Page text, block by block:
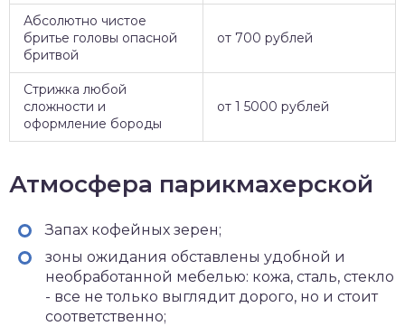
Абсолютно чистое
бритье головы опасной
бритвой
от 700 рублей
Стрижка любой
сложности и
оформление бороды
от 1 5000 рублей
Атмосфера парикмахерской
Запах кофейных зерен;
зоны ожидания обставлены удобной и
необработанной мебелью: кожа, сталь, стекло
- все не только выглядит дорого, но и стоит
соответственно;